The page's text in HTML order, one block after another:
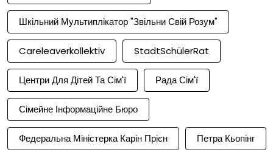
Шкільний Мультиплікатор "Звільни Свій Розум"
Careleaverkollektiv StadtSchülerRat
Центри Для Дітей Та Сім'ї Рада Сім'ї
Сімейне Інформаційне Бюро
Федеральна Міністерка Карін Прієн Петра Кьопінг